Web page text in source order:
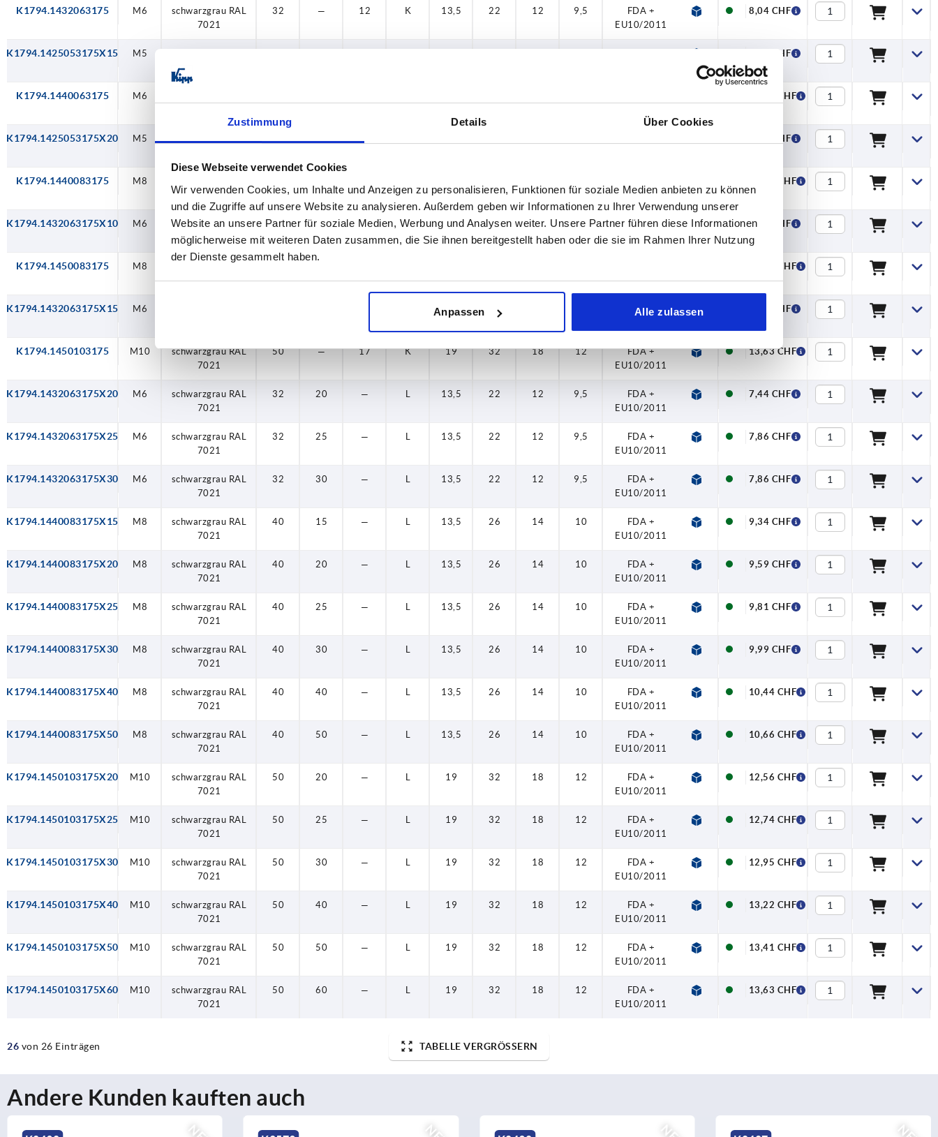
Zustimmung Details Über Cookies
Diese Webseite verwendet Cookies
Wir verwenden Cookies, um Inhalte und Anzeigen zu personalisieren, Funktionen für soziale Medien anbieten zu können
und die Zugriffe auf unsere Website zu analysieren. Außerdem geben wir Informationen zu Ihrer Verwendung unserer
Website an unsere Partner für soziale Medien, Werbung und Analysen weiter. Unsere Partner führen diese Informationen
möglicherweise mit weiteren Daten zusammen, die Sie ihnen bereitgestellt haben oder die sie im Rahmen Ihrer Nutzung
der Dienste gesammelt haben.
Anpassen Alle zulassen
K1794.1432063175 M6
schwarzgrau RAL
7021
32 — 12 K 13,5 22 12 9,5
FDA +
EU10/2011
8,04 CHF
K1794.1425053175X15 M5 6,83 CHF
K1794.1440063175 M6 10,01 CHF
K1794.1425053175X20 M5 6,83 CHF
K1794.1440083175 M8
7021
EU10/2011
10,01 CHF
K1794.1432063175X10 M6
schwarzgrau RAL
7021
32 10 — L 13,5 22 12 9,5
FDA +
EU10/2011
7,44 CHF
K1794.1450083175 M8
schwarzgrau RAL
7021
EU10/2011
13,63 CHF
K1794.1432063175X15 M6 13,5 22
FDA +
7,44 CHF
K1794.1450103175 M10
schwarzgrau RAL
7021
50 — 17 K 19 32 18 12
FDA +
EU10/2011
13,63 CHF
K1794.1432063175X20 M6
schwarzgrau RAL
7021
32 20 — L 13,5 22 12 9,5
FDA +
EU10/2011
7,44 CHF
K1794.1432063175X25 M6
schwarzgrau RAL
7021
32 25 — L 13,5 22 12 9,5
FDA +
EU10/2011
7,86 CHF
K1794.1432063175X30 M6
schwarzgrau RAL
7021
32 30 — L 13,5 22 12 9,5
FDA +
EU10/2011
7,86 CHF
K1794.1440083175X15 M8
schwarzgrau RAL
7021
40 15 — L 13,5 26 14 10
FDA +
EU10/2011
9,34 CHF
K1794.1440083175X20 M8
schwarzgrau RAL
7021
40 20 — L 13,5 26 14 10
FDA +
EU10/2011
9,59 CHF
K1794.1440083175X25 M8
schwarzgrau RAL
7021
40 25 — L 13,5 26 14 10
FDA +
EU10/2011
9,81 CHF
K1794.1440083175X30 M8
schwarzgrau RAL
7021
40 30 — L 13,5 26 14 10
FDA +
EU10/2011
9,99 CHF
K1794.1440083175X40 M8
schwarzgrau RAL
7021
40 40 — L 13,5 26 14 10
FDA +
EU10/2011
10,44 CHF
K1794.1440083175X50 M8
schwarzgrau RAL
7021
40 50 — L 13,5 26 14 10
FDA +
EU10/2011
10,66 CHF
K1794.1450103175X20 M10
schwarzgrau RAL
7021
50 20 — L 19 32 18 12
FDA +
EU10/2011
12,56 CHF
K1794.1450103175X25 M10
schwarzgrau RAL
7021
50 25 — L 19 32 18 12
FDA +
EU10/2011
12,74 CHF
K1794.1450103175X30 M10
schwarzgrau RAL
7021
50 30 — L 19 32 18 12
FDA +
EU10/2011
12,95 CHF
K1794.1450103175X40 M10
schwarzgrau RAL
7021
50 40 — L 19 32 18 12
FDA +
EU10/2011
13,22 CHF
K1794.1450103175X50 M10
schwarzgrau RAL
7021
50 50 — L 19 32 18 12
FDA +
EU10/2011
13,41 CHF
K1794.1450103175X60 M10
schwarzgrau RAL
7021
50 60 — L 19 32 18 12
FDA +
EU10/2011
13,63 CHF
26 von 26 Einträgen TABELLE VERGRÖSSERN
Andere Kunden kauften auch